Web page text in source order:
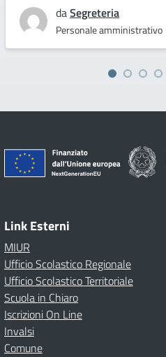
daSegreteria
Personale amministrativo
Link Esterni
MIUR
Ufficio Scolastico Regionale
Ufficio Scolastico Territoriale
Scuola in Chiaro
Iscrizioni On Line
Invalsi
Comune